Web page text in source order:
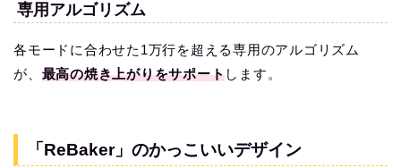
専用アルゴリズム
各モードに合わせた1万行を超える専用のアルゴリズム
が、 最高の焼き上がりをサポートします。
「ReBaker」のかっこいいデザイン